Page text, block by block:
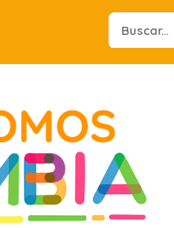
Search
...